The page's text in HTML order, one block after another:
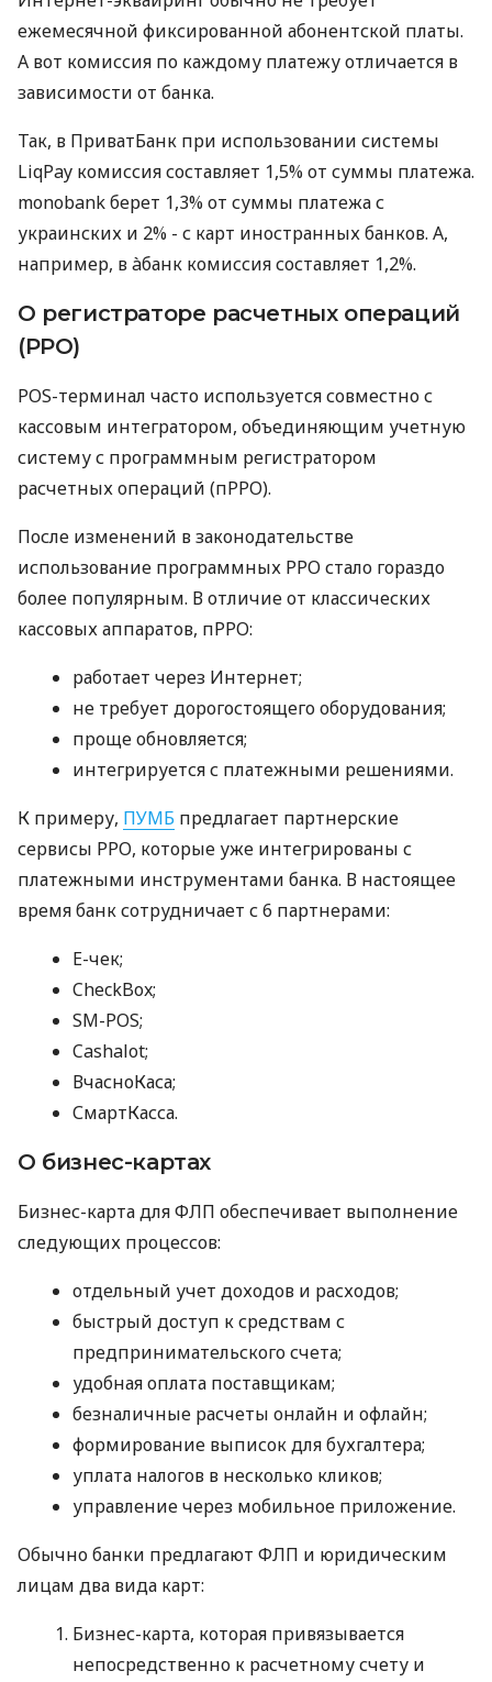
ежемесячной фиксированной абонентской платы.
А вот комиссия по каждому платежу отличается в
зависимости от банка.
Так, в ПриватБанк при использовании системы
LiqPay комиссия составляет 1,5% от суммы платежа.
monobank берет 1,3% от суммы платежа с
украинских и 2% - с карт иностранных банков. А,
например, в àбанк комиссия составляет 1,2%.
О регистраторе расчетных операций
(РРО)
POS-терминал часто используется совместно с
кассовым интегратором, объединяющим учетную
систему с программным регистратором
расчетных операций (пРРО).
После изменений в законодательстве
использование программных РРО стало гораздо
более популярным. В отличие от классических
кассовых аппаратов, пРРО:
работает через Интернет;
не требует дорогостоящего оборудования;
проще обновляется;
интегрируется с платежными решениями.
К примеру, ПУМБ предлагает партнерские
сервисы РРО, которые уже интегрированы с
платежными инструментами банка. В настоящее
время банк сотрудничает с 6 партнерами:
E-чек;
CheckBox;
SM-POS;
Cashalot;
ВчасноКаса;
СмартКасса.
О бизнес-картах
Бизнес-карта для ФЛП обеспечивает выполнение
следующих процессов:
отдельный учет доходов и расходов;
быстрый доступ к средствам с
предпринимательского счета;
удобная оплата поставщикам;
безналичные расчеты онлайн и офлайн;
формирование выписок для бухгалтера;
уплата налогов в несколько кликов;
управление через мобильное приложение.
Обычно банки предлагают ФЛП и юридическим
лицам два вида карт:
Бизнес-карта, которая привязывается
непосредственно к расчетному счету и